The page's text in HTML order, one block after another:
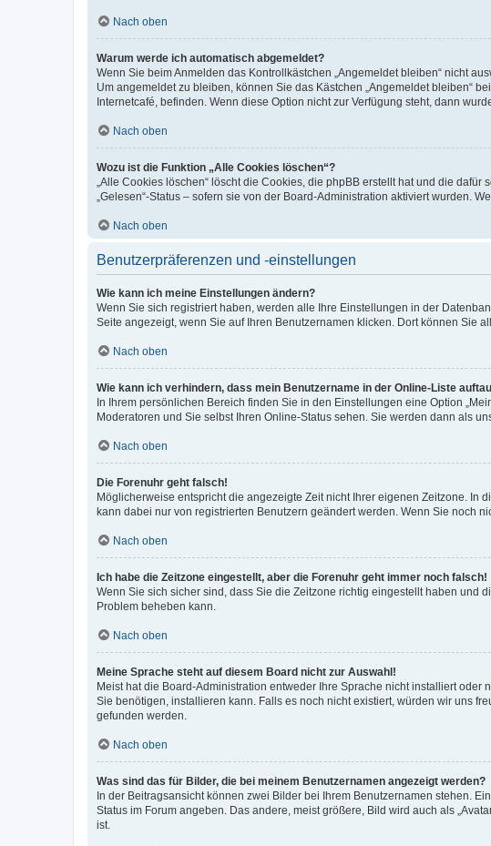
Nach oben
Warum werde ich automatisch abgemeldet?
Wenn Sie beim Anmelden das Kontrollkästchen „Angemeldet bleiben“ nicht
Um angemeldet zu bleiben, können Sie das Kästchen „Angemeldet bleiben“
Internetcafé, befinden. Wenn diese Option nicht zur Verfügung steht, dann
Nach oben
Wozu ist die Funktion „Alle Cookies löschen“?
„Alle Cookies löschen“ löscht die Cookies, die phpBB erstellt hat und die
„Gelesen“-Status – sofern sie von der Board-Administration aktiviert wurden.
Nach oben
Benutzerpräferenzen und -einstellungen
Wie kann ich meine Einstellungen ändern?
Wenn Sie sich registriert haben, werden alle Ihre Einstellungen in der
Seite angezeigt, wenn Sie auf Ihren Benutzernamen klicken. Dort können Sie
Nach oben
Wie kann ich verhindern, dass mein Benutzername in der Online-Liste
In Ihrem persönlichen Bereich finden Sie in den Einstellungen eine Option
Moderatoren und Sie selbst Ihren Online-Status sehen. Sie werden dann als
Nach oben
Die Forenuhr geht falsch!
Möglicherweise entspricht die angezeigte Zeit nicht Ihrer eigenen Zeitzone. In
kann dabei nur von registrierten Benutzern geändert werden. Wenn Sie noch
Nach oben
Ich habe die Zeitzone eingestellt, aber die Forenuhr geht immer noch falsch!
Wenn Sie sich sicher sind, dass Sie die Zeitzone richtig eingestellt haben und
Problem beheben kann.
Nach oben
Meine Sprache steht auf diesem Board nicht zur Auswahl!
Meist hat die Board-Administration entweder Ihre Sprache nicht installiert
Sie benötigen, installieren kann. Falls es noch nicht existiert, würden wir uns
gefunden werden.
Nach oben
Was sind das für Bilder, die bei meinem Benutzernamen angezeigt werden?
In der Beitragsansicht können zwei Bilder bei Ihrem Benutzernamen stehen.
Status im Forum angeben. Das andere, meist größere, Bild wird auch als
ist.